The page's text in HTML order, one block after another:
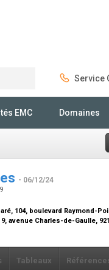
Service
EMC Domaines
- 06/12/24
104, boulevard Raymond-
avenue Charles-de-Gaulle,
Tableaux